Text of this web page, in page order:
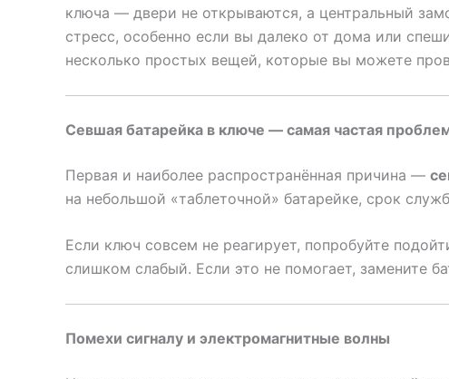
ключа — двери не открываются, а центральный
стресс, особенно если вы далеко от дома или
несколько простых вещей, которые вы можете
Севшая батарейка в ключе — самая частая
Первая и наиболее распространённая причина —
на небольшой «таблеточной» батарейке, срок
Если ключ совсем не реагирует, попробуйте
слишком слабый. Если это не помогает, замените
Помехи сигналу и электромагнитные волны